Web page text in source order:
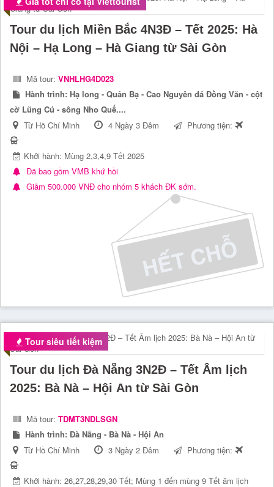
Tour du lịch Miền Bắc 4N3Đ – Tết 2025: Hà
Nội – Hạ Long – Hà Giang từ Sài Gòn
Mã tour: VNHLHG4D023
Hành trình: Hạ long - Quản Bạ - Cao Nguyên đá Đồng Văn - cột
cờ Lũng Cú - sông Nho Quế....
Từ Hồ Chí Minh
4 Ngày 3 Đêm Phương tiện:
Khởi hành: Mùng 2,3,4,9 Tết 2025
Đã bao gồm VMB khứ hồi
Giảm 500.000 VNĐ cho nhóm 5 khách ĐK sớm.
Tour siêu tiết kiệm
Tour du lịch Đà Nẵng 3N2Đ – Tết Âm lịch
2025: Bà Nà – Hội An từ Sài Gòn
Mã tour: TDMT3NDLSGN
Hành trình: Đà Nẵng - Bà Nà - Hội An
Từ Hồ Chí Minh
3 Ngày 2 Đêm Phương tiện:
Khởi hành: 26,27,28,29,30 Tết; Mùng 1 đến mùng 9 Tết âm lịch